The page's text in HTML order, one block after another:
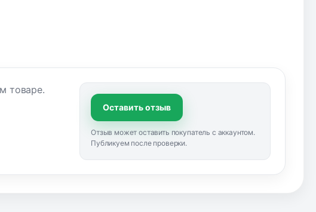
товаре.
Оставить отзыв
Отзыв может оставить покупатель с аккаунтом.
Публикуем после проверки.